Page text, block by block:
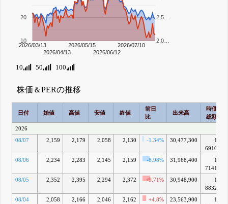
2026/03/13
2026/04/13
2026/05/15
2026/06/12
2026/07/10
10
20
2,0…
2,5…
10 50 100
株価＆PERの推移
日付 始値 高値 安値 終値
前日
比
出来高
時価
総額
2026
08/07
2,159 2,179 2,058 2,130 -1.34% 30,477,300
1兆
6910億
08/06
2,234 2,283 2,145 2,159 -8.98% 31,968,400
1兆
7141億
08/05
2,352 2,395 2,294 2,372 +9.71% 30,948,900
1兆
8832億
08/04
2,058 2,166 2,046 2,162 +4.8% 23,563,900
1兆